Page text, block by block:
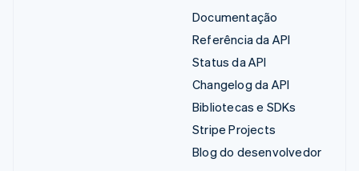
Documentação
Referência da API
Status da API
Changelog da API
Bibliotecas e SDKs
Stripe Projects
Blog do desenvolvedor